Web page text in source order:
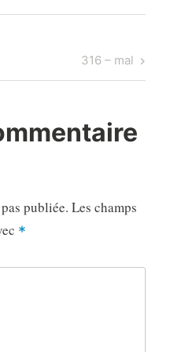
Next
Post
316 – mal
publiée. Les champs
*